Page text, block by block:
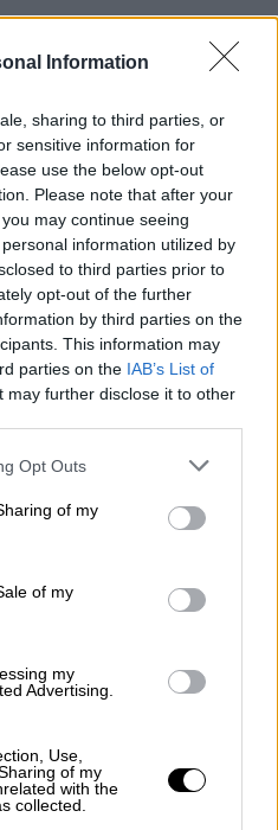
Information
sharing to third parties, or
sensitive information for
use the below opt-out
Please note that after your
may continue seeing
information utilized by
to third parties prior to
opt-out of the further
by third parties on the
This information may
parties on the IAB’s List of
may further disclose it to other
uses one or more Google
behaviour. You may click to
and its third-party tags to
purposes in below Google
Opt Outs
of my
of my
my
Advertising.
Use,
of my
with the
collected.
18/08
3?? σε:
#Βοιωτία
#Χίο #Ψαρά
#Φθιώτιδα
#Ηλεία #Λακωνία
@CivPro_G
0VcvwTvjh1
17, 2025
ή ξερά χόρτα και
μήνες.
υπάρχουν ξερά